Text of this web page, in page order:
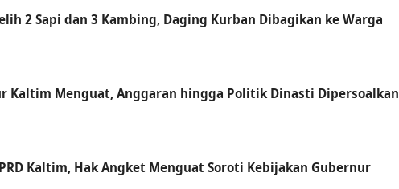
2 Sapi dan 3 Kambing, Daging Kurban Dibagikan ke Warga
Kaltim Menguat, Anggaran hingga Politik Dinasti Dipersoalkan
Kaltim, Hak Angket Menguat Soroti Kebijakan Gubernur